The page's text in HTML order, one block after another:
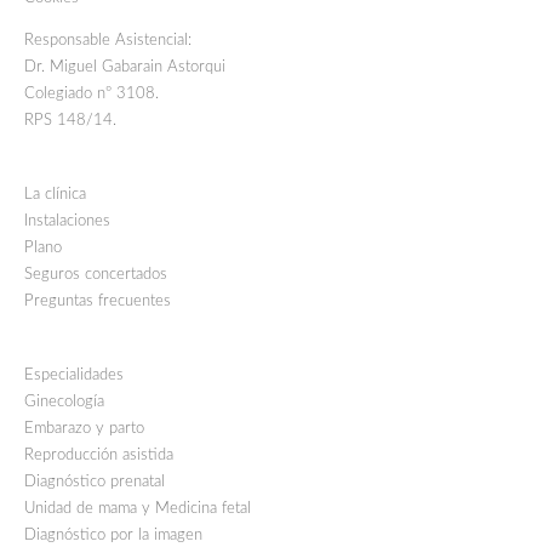
Responsable Asistencial:
Dr. Miguel Gabarain Astorqui
Colegiado nº 3108.
RPS 148/14.
La clínica
Instalaciones
Plano
Seguros concertados
Preguntas frecuentes
Especialidades
Ginecología
Embarazo y parto
Reproducción asistida
Diagnóstico prenatal
Unidad de mama y Medicina fetal
Diagnóstico por la imagen